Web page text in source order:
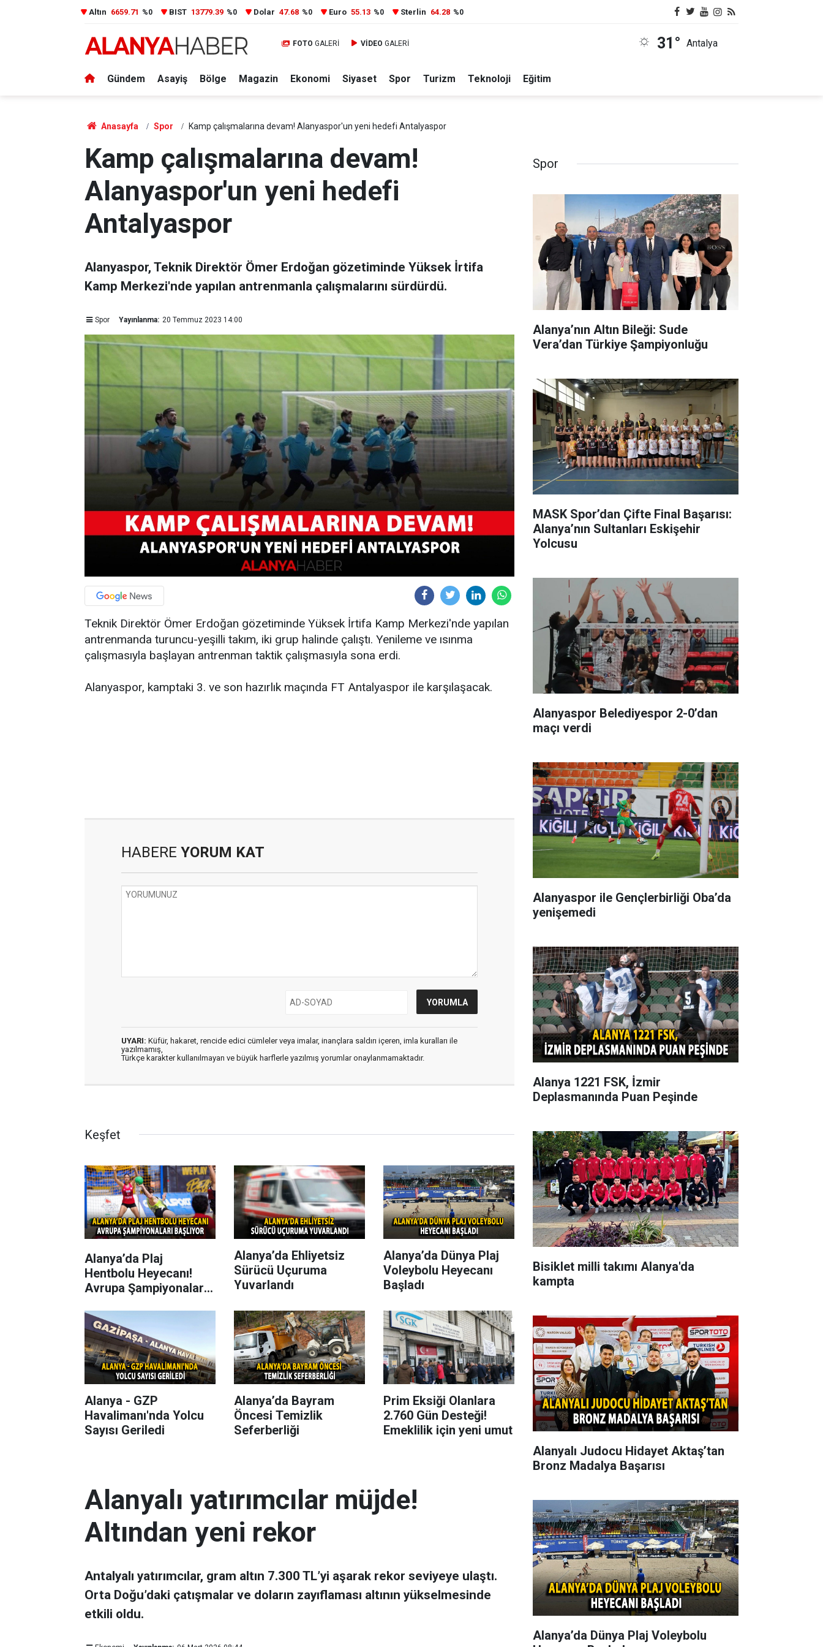
Altın 6659.71 %0 BIST 13779.39 %0 Dolar 47.68 %0 Euro 55.13 %0 Sterlin 64.28 %0
FOTO GALERİ VİDEO GALERİ 31° Antalya
Gündem Asayiş Bölge Magazin Ekonomi Siyaset Spor Turizm Teknoloji Eğitim
Anasayfa Spor Kamp çalışmalarına devam! Alanyaspor'un yeni hedefi Antalyaspor
Kamp çalışmalarına devam!
Alanyaspor'un yeni hedefi
Antalyaspor
Alanyaspor, Teknik Direktör Ömer Erdoğan gözetiminde Yüksek İrtifa
Kamp Merkezi'nde yapılan antrenmanla çalışmalarını sürdürdü.
Spor Yayınlanma: 20 Temmuz 2023 14:00
Teknik Direktör Ömer Erdoğan gözetiminde Yüksek İrtifa Kamp Merkezi'nde yapılan
antrenmanda turuncu-yeşilli takım, iki grup halinde çalıştı. Yenileme ve ısınma
çalışmasıyla başlayan antrenman taktik çalışmasıyla sona erdi.
Alanyaspor, kamptaki 3. ve son hazırlık maçında FT Antalyaspor ile karşılaşacak.
HABERE YORUM KAT
UYARI: Küfür, hakaret, rencide edici cümleler veya imalar, inançlara saldırı içeren, imla kuralları ile
yazılmamış,
Türkçe karakter kullanılmayan ve büyük harflerle yazılmış yorumlar onaylanmamaktadır.
Keşfet
Alanya’da Plaj
Hentbolu Heyecanı!
Avrupa Şampiyonaları
Alanya’da Ehliyetsiz
Sürücü Uçuruma
Yuvarlandı
Alanya’da Dünya Plaj
Voleybolu Heyecanı
Başladı
Alanya - GZP
Havalimanı'nda Yolcu
Sayısı Geriledi
Alanya’da Bayram
Öncesi Temizlik
Seferberliği
Prim Eksiği Olanlara
2.760 Gün Desteği!
Emeklilik için yeni umut
Alanyalı yatırımcılar müjde!
Altından yeni rekor
Antalyalı yatırımcılar, gram altın 7.300 TL’yi aşarak rekor seviyeye ulaştı.
Orta Doğu’daki çatışmalar ve doların zayıflaması altının yükselmesinde
etkili oldu.
Spor
Alanya’nın Altın Bileği: Sude
Vera’dan Türkiye Şampiyonluğu
MASK Spor’dan Çifte Final Başarısı:
Alanya’nın Sultanları Eskişehir
Yolcusu
Alanyaspor Belediyespor 2-0’dan
maçı verdi
Alanyaspor ile Gençlerbirliği Oba’da
yenişemedi
Alanya 1221 FSK, İzmir
Deplasmanında Puan Peşinde
Bisiklet milli takımı Alanya'da
kampta
Alanyalı Judocu Hidayet Aktaş’tan
Bronz Madalya Başarısı
Alanya’da Dünya Plaj Voleybolu